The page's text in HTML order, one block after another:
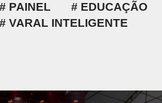
PAINEL
EDUCAÇÃO
VARAL INTELIGENTE